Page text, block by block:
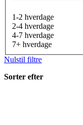
1-2 hverdage
2-4 hverdage
4-7 hverdage
7+ hverdage
Nulstil filtre
Sorter efter